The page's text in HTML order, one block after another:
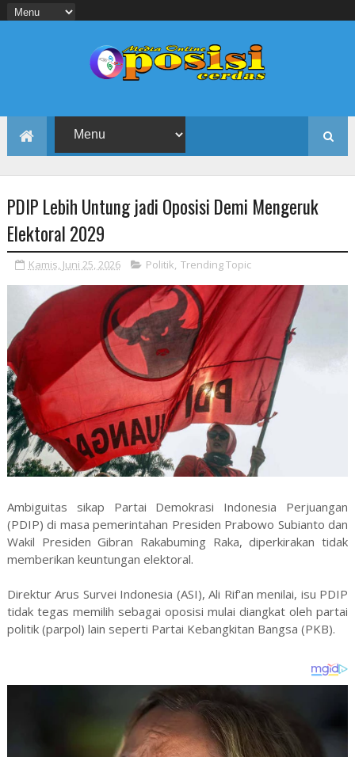
PDIP Lebih Untung jadi Oposisi Demi Mengeruk
Elektoral 2029
Kamis, Juni 25, 2026 Politik, Trending Topic
Ambiguitas sikap Partai Demokrasi Indonesia Perjuangan
(PDIP) di masa pemerintahan Presiden Prabowo Subianto dan
Wakil Presiden Gibran Rakabuming Raka, diperkirakan tidak
memberikan keuntungan elektoral.
Direktur Arus Survei Indonesia (ASI), Ali Rif'an menilai, isu PDIP
tidak tegas memilih sebagai oposisi mulai diangkat oleh partai
politik (parpol) lain seperti Partai Kebangkitan Bangsa (PKB).